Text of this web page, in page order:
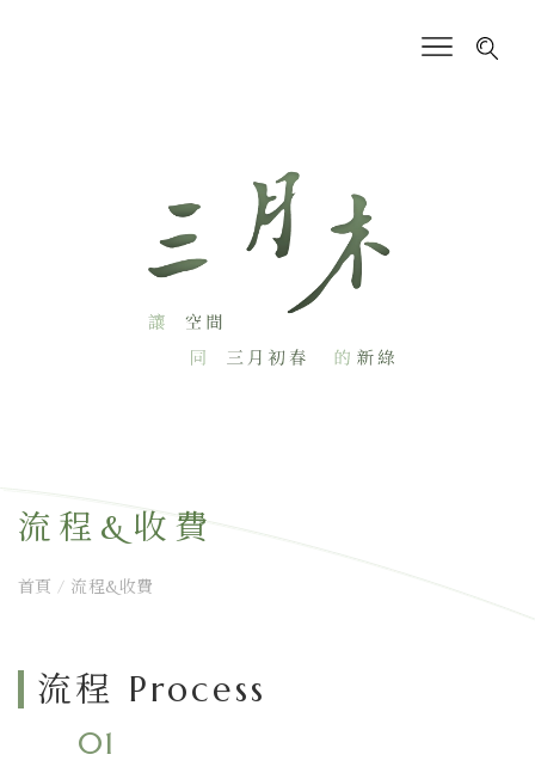
流程&收費
首頁 / 流程&收費
流程 Process
01